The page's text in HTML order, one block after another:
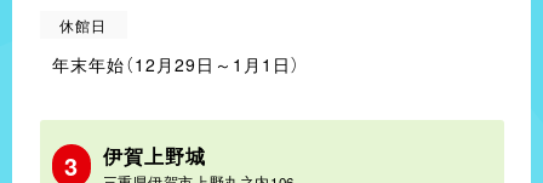
休館日
年末年始（12月29日～1月1日）
3 伊賀上野城